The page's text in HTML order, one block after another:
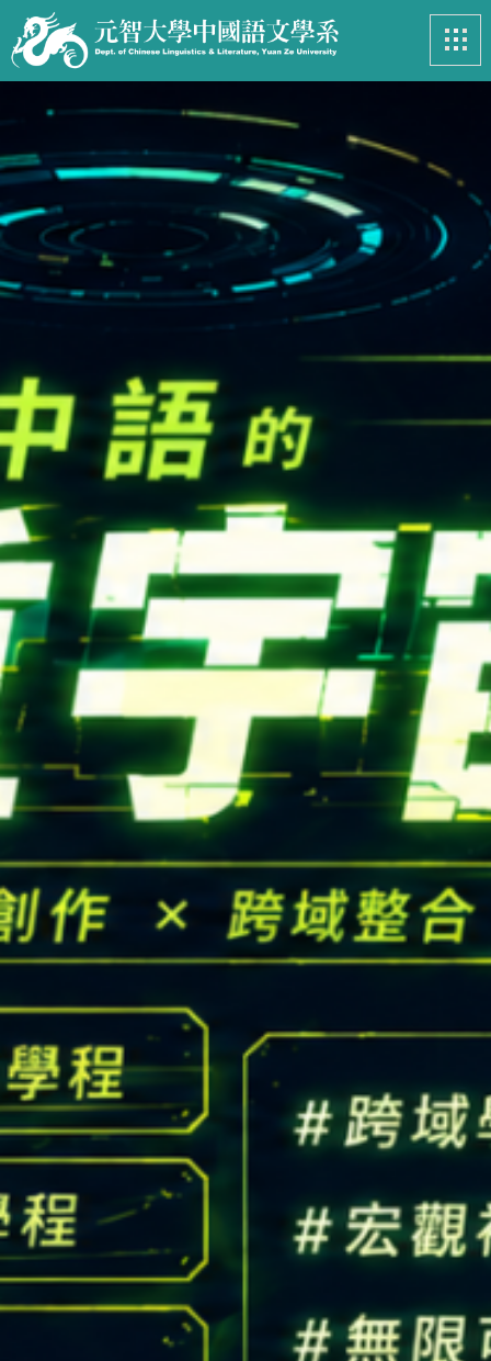
系所簡介
課程資訊
學生事務 Student
亮眼足跡 Footprints
高中生懶人包 High school
CONTACT
Email：cldept@saturn.yzu.edu.tw
校本部電話：+886-3-4638800 #2706,2707
地址：桃園市中壢區遠東路 135 號  元智五館 6 樓